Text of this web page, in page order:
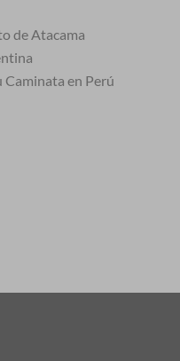
de Atacama
Caminata en Perú